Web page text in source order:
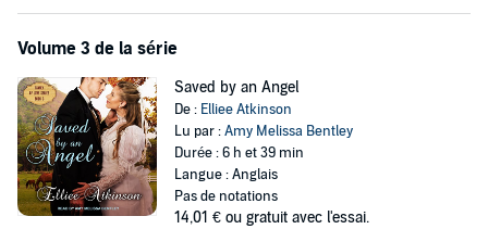
Volume 3 de la série
Saved by an Angel
De : Elliee Atkinson
Lu par :Amy Melissa Bentley
Durée : 6 h et 39 min
Langue : Anglais
Pas de notations
14,01 € ou gratuit avec l'essai.